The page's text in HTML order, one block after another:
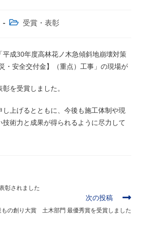
投
テ
ゴ
ー:
受賞・表彰
平成30年度高林花ノ木急傾斜地崩壊対策
・安全交付金】（重点）工事」の現場が
を受賞しました。
上げるとともに、今後も施工体制や現
術力と成果が得られるように尽力して
彰されました
次の投稿
もの創り大賞 土木部門 最優秀賞を受賞しました